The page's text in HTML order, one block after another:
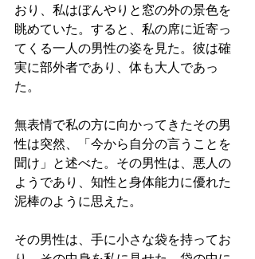
おり、私はぼんやりと窓の外の景色を
眺めていた。すると、私の席に近寄っ
てくる一人の男性の姿を見た。彼は確
実に部外者であり、体も大人であっ
た。
無表情で私の方に向かってきたその男
性は突然、「今から自分の言うことを
聞け」と述べた。その男性は、悪人の
ようであり、知性と身体能力に優れた
泥棒のように思えた。
その男性は、手に小さな袋を持ってお